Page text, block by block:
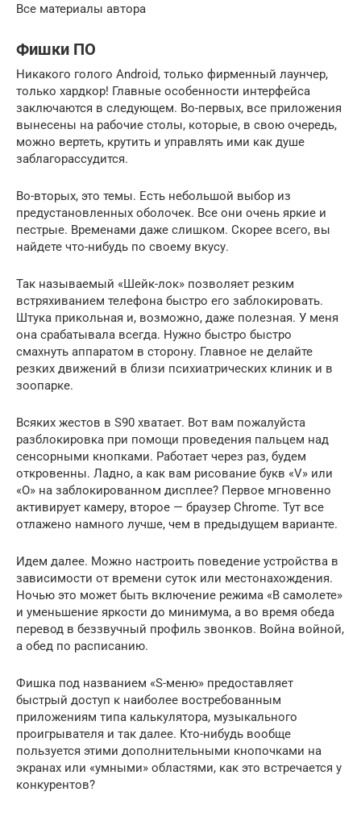
Все материалы автора
Фишки ПО
Никакого голого Android, только фирменный лаунчер,
только хардкор! Главные особенности интерфейса
заключаются в следующем. Во-первых, все приложения
вынесены на рабочие столы, которые, в свою очередь,
можно вертеть, крутить и управлять ими как душе
заблагорассудится.
Во-вторых, это темы. Есть небольшой выбор из
предустановленных оболочек. Все они очень яркие и
пестрые. Временами даже слишком. Скорее всего, вы
найдете что-нибудь по своему вкусу.
Так называемый «Шейк-лок» позволяет резким
встряхиванием телефона быстро его заблокировать.
Штука прикольная и, возможно, даже полезная. У меня
она срабатывала всегда. Нужно быстро быстро
смахнуть аппаратом в сторону. Главное не делайте
резких движений в близи психиатрических клиник и в
зоопарке.
Всяких жестов в S90 хватает. Вот вам пожалуйста
разблокировка при помощи проведения пальцем над
сенсорными кнопками. Работает через раз, будем
откровенны. Ладно, а как вам рисование букв «V» или
«О» на заблокированном дисплее? Первое мгновенно
активирует камеру, второе — браузер Chrome. Тут все
отлажено намного лучше, чем в предыдущем варианте.
Идем далее. Можно настроить поведение устройства в
зависимости от времени суток или местонахождения.
Ночью это может быть включение режима «В самолете»
и уменьшение яркости до минимума, а во время обеда
перевод в беззвучный профиль звонков. Война войной,
а обед по расписанию.
Фишка под названием «S-меню» предоставляет
быстрый доступ к наиболее востребованным
приложениям типа калькулятора, музыкального
проигрывателя и так далее. Кто-нибудь вообще
пользуется этими дополнительными кнопочками на
экранах или «умными» областями, как это встречается у
конкурентов?